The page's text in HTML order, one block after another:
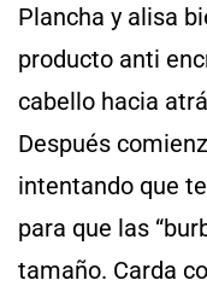
Plancha y alisa
producto anti
cabello hacia
Después
intentando que
para que las
tamaño. Carda